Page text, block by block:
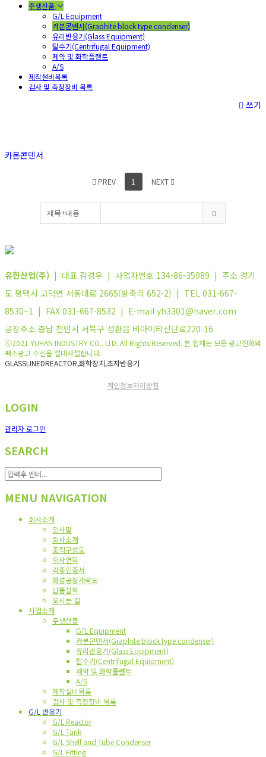
주생산품
G/L Equipment
카본콘덴서(Graphite block type condenser)
유리반응기(Glass Equipment)
탈수기(Centrifugal Equipment)
제약 및 화학플랜트
A/S
제작설비목록
검사 및 측정장비 목록
쓰기
카본콘덴서
PREV 1 NEXT
유한산업(주) | 대표 김경우 | 사업자번호 134-86-35989 | 주소 경기
도 평택시 고덕면 서동대로 2665(방축리 652-2) | TEL 031-667-
8530~1 | FAX 031-667-8532 | E-mail yh3301@naver.com
공장주소 충남 천안시 서북구 성환읍 비아이티산단로220-16
ⓒ2021 YUHAN INDUSTRY CO., LTD. All Rights Reserved. 본 업체는 모든 광고전화와
팩스광고 수신을 절대사절합니다.
GLASSLINEDREACTOR,화학장치,초자반응기
개인정보처리방침
LOGIN
관리자 로그인
SEARCH
MENU NAVIGATION
회사소개
인사말
회사소개
조직구성도
회사연혁
각종인증서
화성공장개략도
납품실적
오시는 길
사업소개
주생산품
G/L Equipment
카본콘덴서(Graphite block type condenser)
유리반응기(Glass Equipment)
탈수기(Centrifugal Equipment)
제약 및 화학플랜트
A/S
제작설비목록
검사 및 측정장비 목록
G/L 반응기
G/L Reactor
G/L Tank
G/L Shell and Tube Condenser
G/L Fitting